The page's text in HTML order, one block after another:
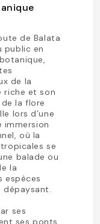
de Balata
public en
de la
riche et son
la flore
lors d’une
immersion
où la
se
balade ou
la
espèces
ses
ses ponts